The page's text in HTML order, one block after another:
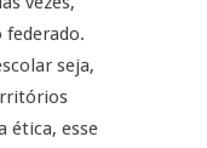
seja,
ética, esse